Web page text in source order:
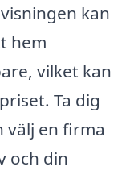
kan
hem
vilket kan
Ta dig
välj en firma
och din